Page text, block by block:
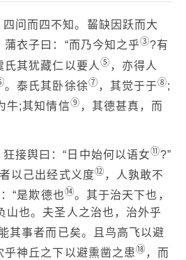
四问而四不知。齧缺因跃而大
蒲衣子曰：“而乃今知之乎③?有
氏其犹藏仁以要人 ⑤ ，亦得人
。泰氏其卧徐徐⑦ ，其觉于于⑧;
牛;其知情信⑨ ，其德甚真，而
狂接舆曰：“日中始何以语女⑪?”
以己出经式义度⑫ ，人孰敢不
“是欺德也⑭。其于治天下也，
山也。夫圣人之治也，治外乎
其事者而已矣。且鸟高飞以避
乎神丘之下以避熏凿之患⑱ ，而